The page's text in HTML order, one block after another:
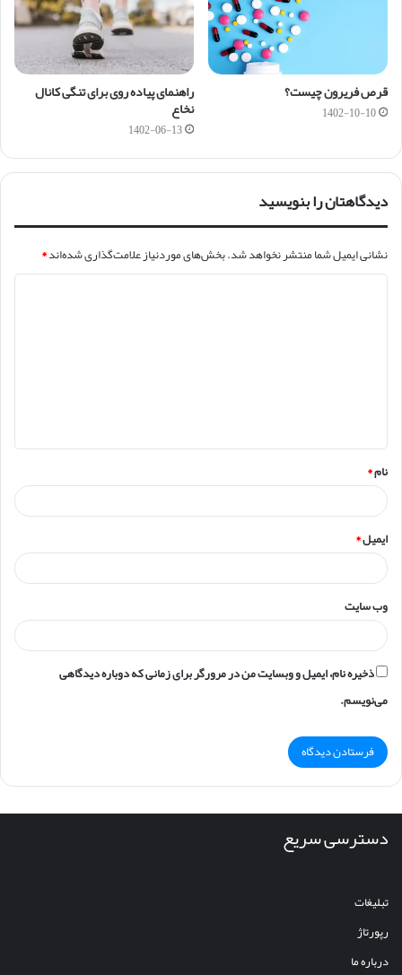
قرص فریرون چیست؟
1402-10-10
راهنمای پیاده روی برای تنگی کانال
نخاع
1402-06-13
دیدگاهتان را بنویسید
نشانی ایمیل شما منتشر نخواهد شد.بخش‌های موردنیاز علامت‌گذاری شده‌اند*
*
نام*
ایمیل*
وب‌ سایت
ذخیره نام، ایمیل و وبسایت من در مرورگر برای زمانی که دوباره دیدگاهی
می‌نویسم.
دسترسی سریع
تبلیغات
رپورتاژ
درباره ما